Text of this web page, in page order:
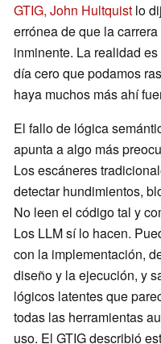
GTIG, John Hultquist lo
errónea de que la
inminente. La realidad
día cero que podamos
haya muchos más ahí
El fallo de lógica
apunta a algo más
Los escáneres
detectar hundimientos,
No leen el código tal y
Los LLM sí lo hacen.
con la implementación,
diseño y la ejecución, y
lógicos latentes que
todas las herramientas
uso. El GTIG describió